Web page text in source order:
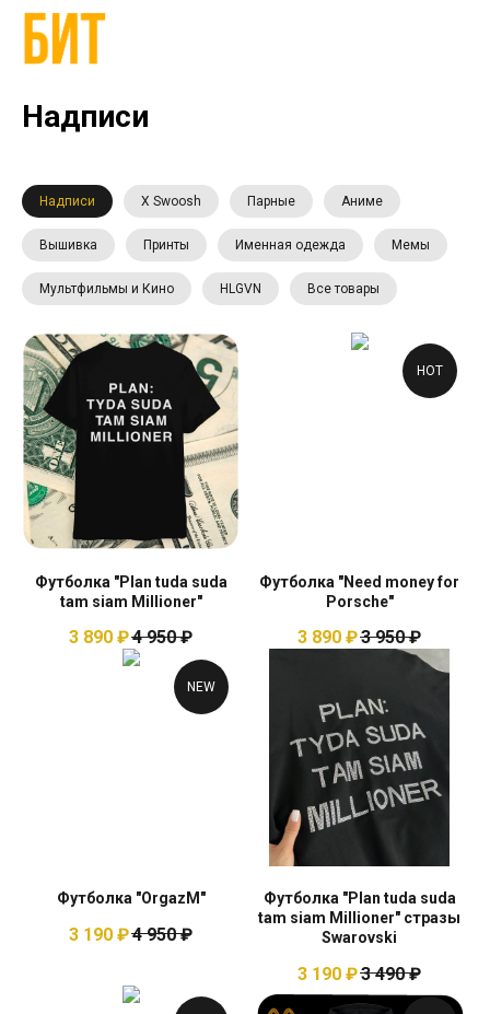
Надписи
Надписи X Swoosh Парные Аниме
Вышивка Принты Именная одежда Мемы
Мультфильмы и Кино HLGVN Все товары
Футболка "Plan tuda suda
tam siam Millioner"
3 890 ₽4 950 ₽
HOT
Футболка "Need money for
Porsche"
3 890 ₽3 950 ₽
NEW
Футболка "OrgazM"
3 190 ₽4 950 ₽
Футболка "Plan tuda suda
tam siam Millioner" стразы
Swarovski
3 190 ₽3 490 ₽